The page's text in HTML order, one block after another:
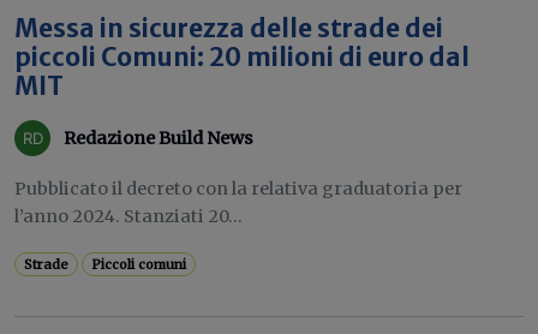
Messa in sicurezza delle strade dei
piccoli Comuni: 20 milioni di euro dal
MIT
Redazione Build News
Pubblicato il decreto con la relativa graduatoria per
l’anno 2024. Stanziati 20...
Strade Piccoli comuni